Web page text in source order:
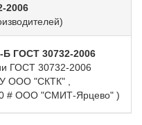
2006
ГОСТ 30732-2006
ГОСТ 30732-2006
ООО "СКТК" ,
# ООО "СМИТ-Ярцево" )